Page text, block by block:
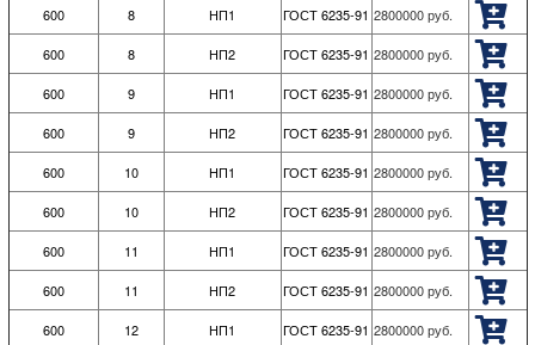
600 8 НП1 ГОСТ 6235-91 2800000руб.
600 8 НП2 ГОСТ 6235-91 2800000руб.
600 9 НП1 ГОСТ 6235-91 2800000руб.
600 9 НП2 ГОСТ 6235-91 2800000руб.
600 10 НП1 ГОСТ 6235-91 2800000руб.
600 10 НП2 ГОСТ 6235-91 2800000руб.
600 11 НП1 ГОСТ 6235-91 2800000руб.
600 11 НП2 ГОСТ 6235-91 2800000руб.
600 12 НП1 ГОСТ 6235-91 2800000руб.